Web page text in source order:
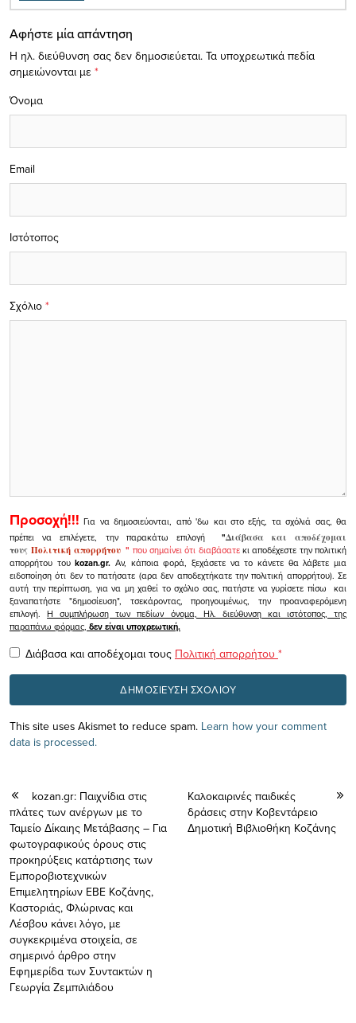
Αφήστε μία απάντηση
Η ηλ. διεύθυνση σας δεν δημοσιεύεται. Τα υποχρεωτικά πεδία
σημειώνονται με *
Σχόλιο *
Όνομα
Email
Ιστότοπος
Προσοχή!!! Για να δημοσιεύονται, από 'δω και στο εξής, τα σχόλιά σας, θα
πρέπει να επιλέγετε, την παρακάτω επιλογή
"Διάβασα και αποδέχομαι
τουςΠολιτική απορρήτου" που σημαίνει ότι διαβάσατεκι αποδέχεστε την πολιτική
απορρήτου τουkozan.gr. Αν, κάποια φορά, ξεχάσετε να το κάνετε θα λάβετε μια
ειδοποίηση ότι δεν το πατήσατε (αρα δεν αποδεχτήκατε την πολιτική απορρήτου). Σε
αυτή την περίπτωση, για να μη χαθεί το σχόλιο σας, πατήστε να γυρίσετε πίσω και
ξαναπατήστε "δημοσίευση", τσεκάροντας, προηγουμένως, την προαναφερόμενη
επιλογή.Η συμπλήρωση των πεδίων όνομα, Ηλ. διεύθυνση και ιστότοπος, της
παραπάνω φόρμας, δεν είναι υποχρεωτική.
Διάβασα και αποδέχομαι τους Πολιτική απορρήτου *
This site uses Akismet to reduce spam. Learn how your comment
data is processed.
kozan.gr: Παιχνίδια στις
πλάτες των ανέργων με το
Ταμείο Δίκαιης Μετάβασης – Για
φωτογραφικούς όρους στις
προκηρύξεις κατάρτισης των
Εμποροβιοτεχνικών
Επιμελητηρίων ΕΒΕ Κοζάνης,
Καστοριάς, Φλώρινας και
Λέσβου κάνει λόγο, με
συγκεκριμένα στοιχεία, σε
σημερινό άρθρο στην
Εφημερίδα των Συντακτών η
Γεωργία Ζεμπιλιάδου
Καλοκαιρινές παιδικές
δράσεις στην Κοβεντάρειο
Δημοτική Βιβλιοθήκη Κοζάνης